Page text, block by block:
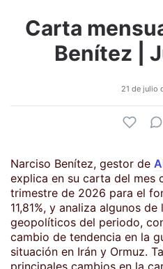
Carta
Benítez |
21 de julio
Narciso Benítez, gestor de
explica en su carta del mes
trimestre de 2026 para el
11,81%, y analiza algunos
geopolíticos del periodo,
cambio de tendencia en la
situación en Irán y Ormuz.
principales cambios en la